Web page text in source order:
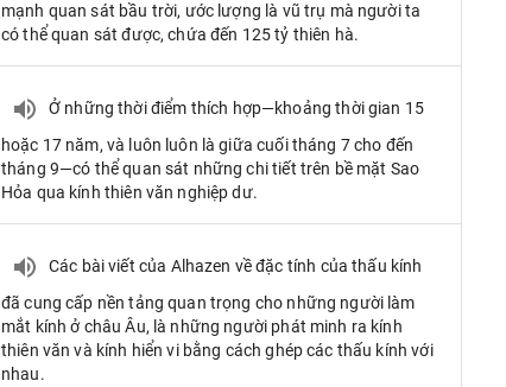
mạnh quan sát bầu trời, ước lượng là vũ trụ mà người ta
có thể quan sát được, chứa đến 125 tỷ thiên hà.
Ở những thời điểm thích hợp—khoảng thời gian 15
hoặc 17 năm, và luôn luôn là giữa cuối tháng 7 cho đến
tháng 9—có thể quan sát những chi tiết trên bề mặt Sao
Hỏa qua kính thiên văn nghiệp dư.
Các bài viết của Alhazen về đặc tính của thấu kính
đã cung cấp nền tảng quan trọng cho những người làm
mắt kính ở châu Âu, là những người phát minh ra kính
thiên văn và kính hiển vi bằng cách ghép các thấu kính với
nhau.